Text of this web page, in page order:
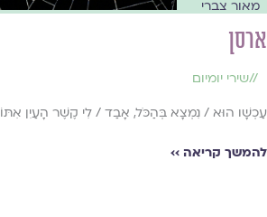
מאור צברי
ארסן
//שירי יומיום
עַכְשָׁו הוּא / נִמְצָא בְּהַכֹּל, אָבַד / לִי קֶשֶׁר הָעַיִן אִתּוֹ
להמשך קריאה ››